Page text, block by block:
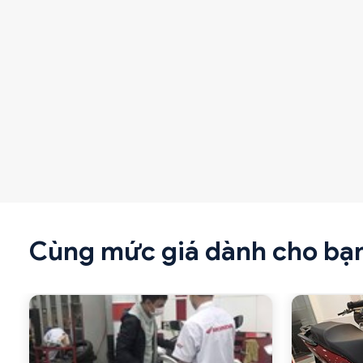
Cùng mức giá dành cho